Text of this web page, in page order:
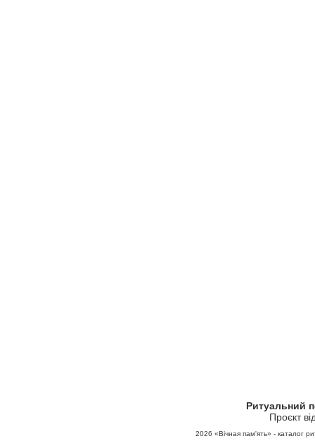
Ритуальний
Проєкт
2026 «Вічная пам'ять» - каталог